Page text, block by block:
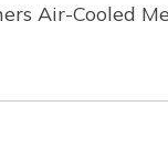
Air-Cooled